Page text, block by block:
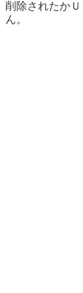
削除されたか
ん。